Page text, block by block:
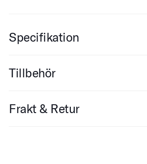
Specifikation
Tillbehör
Frakt & Retur